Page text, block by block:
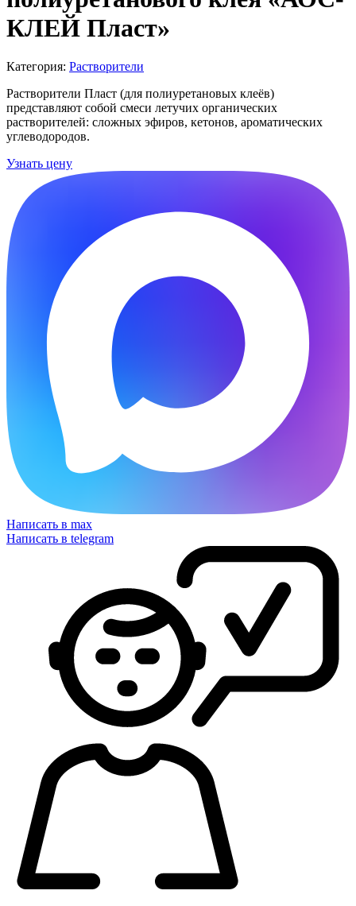
КЛЕЙ Пласт»
Категория: Растворители
Растворители Пласт (для полиуретановых клеёв)
представляют собой смеси летучих органических
растворителей: сложных эфиров, кетонов, ароматических
углеводородов.
Узнать цену
Написать в max
Написать в telegram